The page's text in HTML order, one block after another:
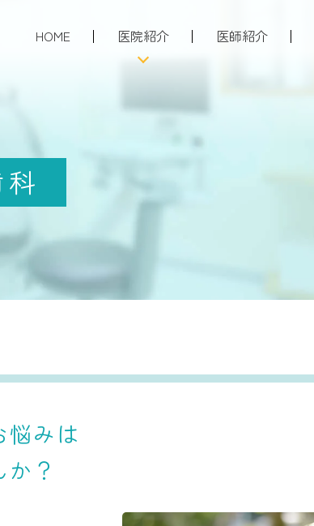
HOME 医院紹介 医師紹介
悩みは
？